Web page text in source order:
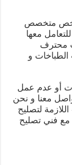
شخص متخصص
معها
محترف
الطباخات و
أو عدم عمل
معنا و نحن
لتصليح
مع فني تصليح